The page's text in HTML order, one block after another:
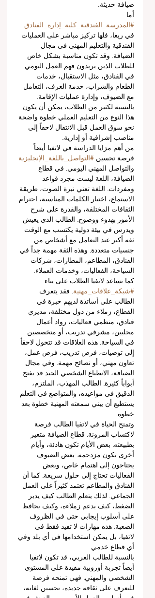
ضيافة حديثة.
أما
#المدرسة_الفندقية_كلية_إدارة_الفنادق
في ريغا، فلها تركيز مباشر على العمليات
الفندقية والتعليم المهني في مجال
الضيافة. وقد تكون مناسبة بشكل خاص
للطلاب الذين يريدون فهم العمل اليومي
في الفنادق، مثل الاستقبال، خدمات
الطعام والشراب، خدمة الغرف، التعامل
مع الضيوف، وإدارة عمليات الإقامة.
بالنسبة لكثير من الطلاب، يمكن أن يكون
هذا النوع من التعليم العملي خطوة واضحة
نحو سوق العمل قبل الانتقال لاحقاً إلى
مناصب إشرافية أو إدارية.
من أهم مزايا الدراسة في لاتفيا أيضاً
فرصة تحسين #التواصل_باللغة_الإنجليزية
والتواصل المهني اليومي. في قطاع
الضيافة، اللغة ليست مجرد قواعد
ومفردات. اللغة تعني نبرة الصوت، طريقة
الاستماع، اختيار الكلمات المناسبة، احترام
الثقافات المختلفة، والقدرة على شرح
الأمور بهدوء ووضوح. الطالب الذي يعيش
ويدرس في بيئة دولية يكتسب مع الوقت
ثقة أكبر عند التعامل مع أشخاص من
جنسيات متعددة. وهذه الثقة مهمة جداً في
الفنادق، المطاعم، المطارات، شركات
السياحة، الفعاليات، وخدمات العملاء.
كما تساعد لاتفيا الطلاب على بناء
#شبكة_علاقات_مهنية . فقد يتعرف
الطالب على أساتذة لديهم خبرة في
القطاع، زملاء من دول مختلفة، مديري
فنادق، منظمي فعاليات، رواد أعمال
محليين، مشرفي تدريب، أو متخصصين
في السياحة. هذه العلاقات قد تتحول لاحقاً
إلى توصيات، فرص تدريب، فرص عمل،
تعاون مهني، أو نصائح مهمة. وفي مجال
الضيافة، الانطباع الشخصي الجيد قد يفتح
أبواباً كثيرة. الطالب المهذب، الملتزم،
الدقيق في مواعيده، والمتواضع في التعلم
يستطيع أن يبني سمعته المهنية خطوة بعد
خطوة.
وتمنح الحياة في لاتفيا الطالب فرصة
لاكتساب المرونة. قطاع الضيافة متغير
بطبيعته. بعض الأيام تكون هادئة، وأيام
أخرى تكون مزدحمة. بعض الضيوف
يحتاجون إلى اهتمام خاص، وبعض
الفعاليات تحتاج إلى حلول سريعة. كما أن
الفنادق والمطاعم تعتمد كثيراً على العمل
الجماعي. لذلك يتعلم الطالب كيف يدير
الضغط، كيف يدعم زملاءه، وكيف يحافظ
على أسلوب إيجابي حتى في الظروف
الصعبة. هذه مهارات لا تفيد فقط في
لاتفيا، بل يمكن استخدامها في أي بلد وفي
أي قطاع خدمي.
بالنسبة للطالب العربي، قد تكون لاتفيا
أيضاً تجربة أوروبية مفيدة على المستوى
الشخصي والمهني. فهي تمنحه فرصة
للتعرف على ثقافة جديدة، تحسين لغاته،